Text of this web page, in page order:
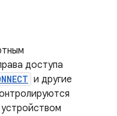
доступа
и другие